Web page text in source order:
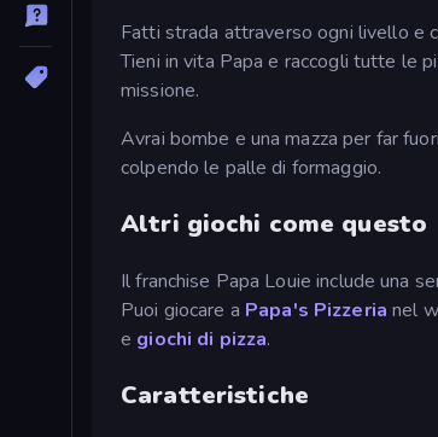
Fatti strada attraverso ogni livello e
Tieni in vita Papa e raccogli tutte le
missione.
Avrai bombe e una mazza per far
colpendo le palle di formaggio.
Altri giochi come questo
Il franchise Papa Louie include una
Puoi giocare a Papa's Pizzerianel
e giochi di pizza.
Caratteristiche